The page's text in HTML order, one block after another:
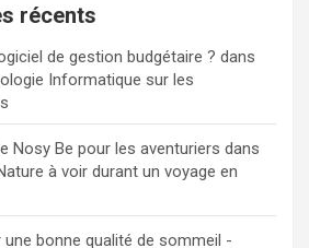
récents
de gestion budgétaire ? dans
Informatique sur les
Nosy Be pour les aventuriers dans
à voir durant un voyage en
bonne qualité de sommeil -